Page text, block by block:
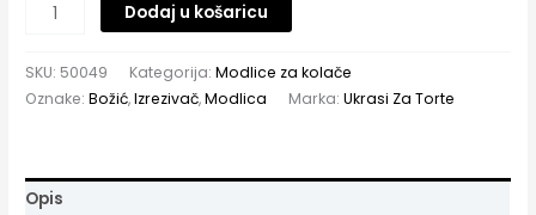
Dodaj u košaricu
SKU: 50049 Kategorija:Modlice za kolače
Oznake:Božić,Izrezivač,Modlica Marka:Ukrasi Za Torte
Opis